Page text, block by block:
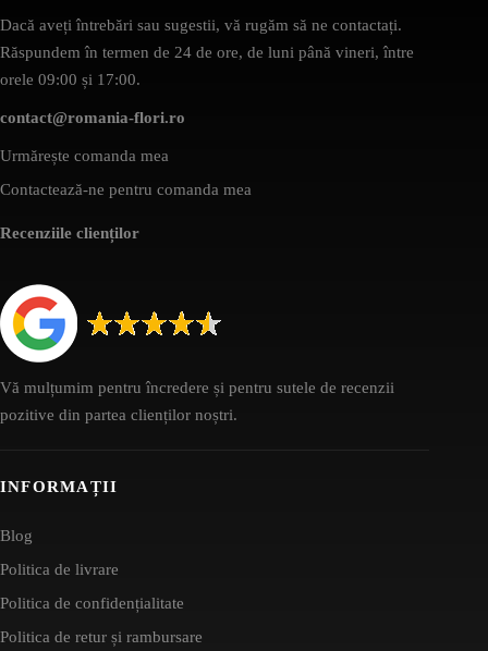
Dacă aveți întrebări sau sugestii, vă rugăm să ne contactați.
Răspundem în termen de 24 de ore, de luni până vineri, între
orele 09:00 și 17:00.
contact@romania-flori.ro
Urmărește comanda mea
Contactează-ne pentru comanda mea
Recenziile clienților
Vă mulțumim pentru încredere și pentru sutele de recenzii
pozitive din partea clienților noștri.
INFORMAȚII
Blog
Politica de livrare
Politica de confidențialitate
Politica de retur și rambursare